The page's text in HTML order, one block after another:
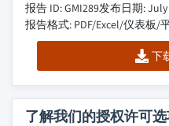
报告 ID: GMI289发布日期: July
报告格式: PDF/Excel/仪表板/
下
了解我们的授权许可